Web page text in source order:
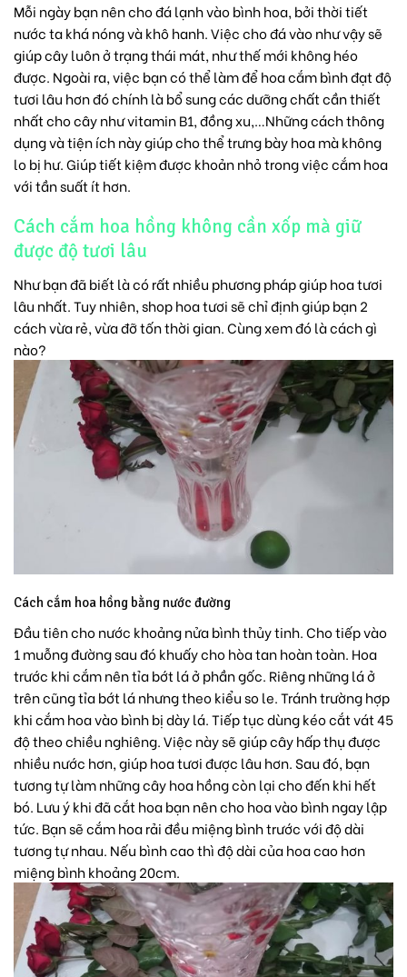
Mỗi ngày bạn nên cho đá lạnh vào bình hoa, bởi thời tiết
nước ta khá nóng và khô hanh. Việc cho đá vào như vậy sẽ
giúp cây luôn ở trạng thái mát, như thế mới không héo
được. Ngoài ra, việc bạn có thể làm đểhoa cắm bìnhđạt độ
tươi lâu hơn đó chính là bổ sung các dưỡng chất cần thiết
nhất cho cây như vitamin B1, đồng xu,…Những cách thông
dụng và tiện ích này giúp cho thể trưng bày hoa mà không
lo bị hư. Giúp tiết kiệm được khoản nhỏ trong việc cắm hoa
với tần suất ít hơn.
Cách cắm hoa hồng không cần xốp mà giữ
được độ tươi lâu
Như bạn đã biết là có rất nhiều phương pháp giúp hoa tươi
lâu nhất. Tuy nhiên, shop hoa tươi sẽ chỉ định giúp bạn 2
cách vừa rẻ, vừa đỡ tốn thời gian. Cùng xem đó là cách gì
nào?
Cách cắm hoa hồng bằng nước đường
Đầu tiên cho nước khoảng nửa bình thủy tinh. Cho tiếp vào
1 muỗng đường sau đó khuấy cho hòa tan hoàn toàn. Hoa
trước khi cắm nên tỉa bớt lá ở phần gốc. Riêng những lá ở
trên cũng tỉa bớt lá nhưng theo kiểu so le. Tránh trường hợp
khi cắm hoa vào bình bị dày lá. Tiếp tục dùng kéo cắt vát 45
độ theo chiều nghiêng. Việc này sẽ giúp cây hấp thụ được
nhiều nước hơn, giúp hoa tươi được lâu hơn. Sau đó, bạn
tương tự làm những cây hoa hồng còn lại cho đến khi hết
bó. Lưu ý khi đã cắt hoa bạn nên cho hoa vào bình ngay lập
tức. Bạn sẽ cắm hoa rải đều miệng bình trước với độ dài
tương tự nhau. Nếu bình cao thì độ dài của hoa cao hơn
miệng bình khoảng 20cm.